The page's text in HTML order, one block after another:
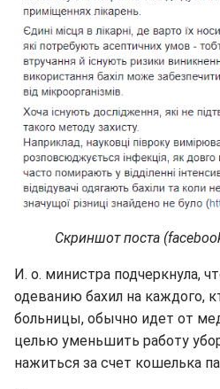
Скриншот поста
И. о. министра подчеркнула,
одеванию бахил на каждого,
больницы, обычно идет от
целью уменьшить работу
нажиться за счет кошелька